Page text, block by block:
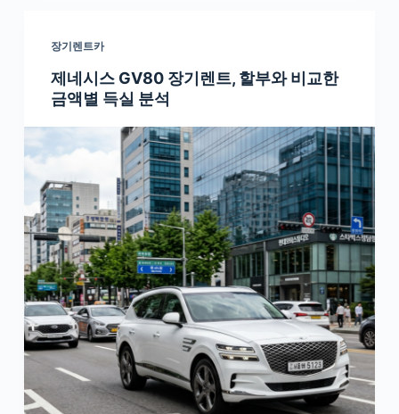
장기렌트카
제네시스 GV80 장기렌트, 할부와 비교한
금액별 득실 분석